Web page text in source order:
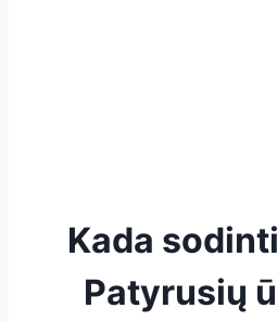
Kada
Patyrusių